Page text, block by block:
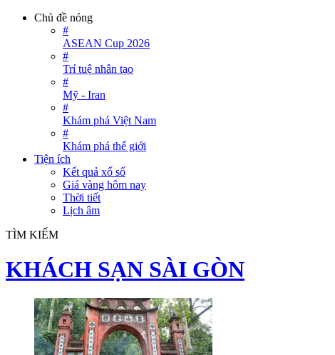
Chủ đề nóng
#
ASEAN Cup 2026
#
Trí tuệ nhân tạo
#
Mỹ - Iran
#
Khám phá Việt Nam
#
Khám phá thế giới
Tiện ích
Kết quả xổ số
Giá vàng hôm nay
Thời tiết
Lịch âm
TÌM KIẾM
KHÁCH SẠN SÀI GÒN